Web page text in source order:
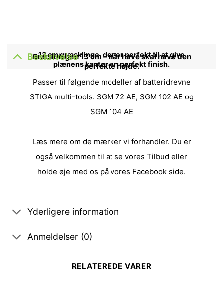
Beskrivelse
Græsklingen 13 cm – når have skal have den
perfekte højde.
13 cm græsklinge, der er perfekt til at give
plænens kanter en perfekt finish.
Passer til følgende modeller af batteridrevne
STIGA multi-tools: SGM 72 AE, SGM 102 AE og
SGM 104 AE
Læs mere om de mærkervi forhandler. Du er
også velkommen til at se vores Tilbud eller
holde øje med os på vores Facebook side.
Yderligere information
Anmeldelser (0)
RELATEREDE VARER